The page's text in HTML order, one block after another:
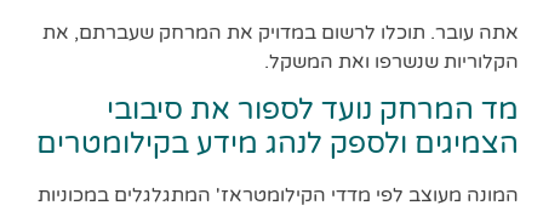
אתה עובר. תוכלו לרשום במדויק את המרחק שעברתם, את
הקלוריות שנשרפו ואת המשקל.
מד המרחק נועד לספור את סיבובי
הצמיגים ולספק לנהג מידע בקילומטרים
המונה מעוצב לפי מדדי הקילומטראז' המתגלגלים במכוניות